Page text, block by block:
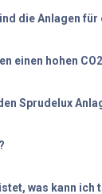
die Anlagen
einen hohen
Sprudelux